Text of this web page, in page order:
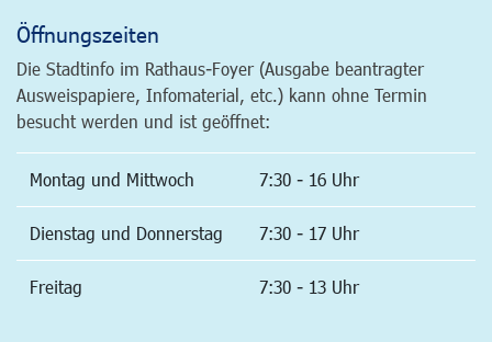
Öffnungszeiten
Die Stadtinfo im Rathaus-Foyer (Ausgabe beantragter
Ausweispapiere, Infomaterial, etc.) kann ohne Termin
besucht werden und ist geöffnet:
Montag und Mittwoch 7:30 - 16 Uhr
Dienstag und Donnerstag 7:30 - 17 Uhr
Freitag 7:30 - 13 Uhr